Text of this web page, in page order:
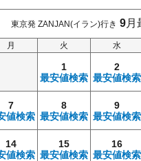
東京発 ZANJAN(イラン)行き 9月
月 火 水
1
最安値検索
2
最安値検索
7
値検索
8
最安値検索
9
最安値検索
14
値検索
15
最安値検索
16
最安値検索